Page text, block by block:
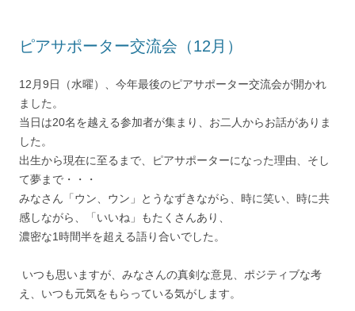
ピアサポーター交流会（12月）
12月9日（水曜）、今年最後のピアサポーター交流会が開かれ
ました。
当日は20名を越える参加者が集まり、お二人からお話がありま
した。
出生から現在に至るまで、ピアサポーターになった理由、そし
て夢まで・・・
みなさん「ウン、ウン」とうなずきながら、時に笑い、時に共
感しながら、「いいね」もたくさんあり、
濃密な1時間半を超える語り合いでした。
いつも思いますが、みなさんの真剣な意見、ポジティブな考
え、いつも元気をもらっている気がします。